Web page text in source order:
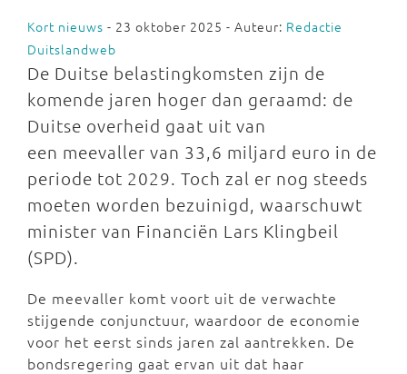
Kort nieuws - 23 oktober 2025 - Auteur: Redactie
Duitslandweb
De Duitse belastingkomsten zijn de
komende jaren hoger dan geraamd: de
Duitse overheid gaat uit van
een meevaller van 33,6 miljard euro in de
periode tot 2029. Toch zal er nog steeds
moeten worden bezuinigd, waarschuwt
minister van Financiën Lars Klingbeil
(SPD).
De meevaller komt voort uit de verwachte
stijgende conjunctuur, waardoor de economie
voor het eerst sinds jaren zal aantrekken. De
bondsregering gaat ervan uit dat haar